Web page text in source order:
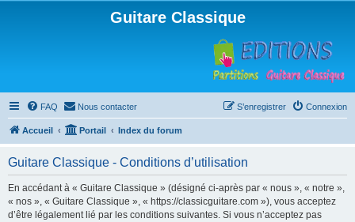
Guitare Classique
FAQ Nous contacter Connexion
S’enregistrer
Accueil Portail Index du forum
Guitare Classique - Conditions d’utilisation
En accédant à « Guitare Classique » (désigné ci-après par « nous », « notre »,
« nos », « Guitare Classique », « https://classicguitare.com »), vous acceptez
d’être légalement lié par les conditions suivantes. Si vous n’acceptez pas